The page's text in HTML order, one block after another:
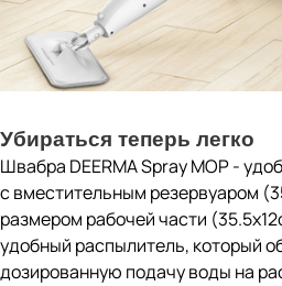
Убираться теперь легко
Швабра DEERMA Spray MOP -
с вместительным резервуаром
размером рабочей части
удобный распылитель, который
дозированную подачу воды на